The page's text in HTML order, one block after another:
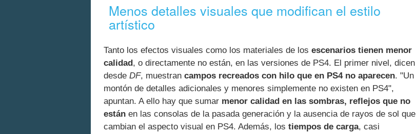
Menos detalles visuales que modifican el estilo
artístico
Tanto los efectos visuales como los materiales de los escenarios tienen menor
calidad, o directamente no están, en las versiones de PS4. El primer nivel, dicen
desde DF, muestran campos recreados con hilo que en PS4 no aparecen. "Un
montón de detalles adicionales y menores simplemente no existen en PS4",
apuntan. A ello hay que sumar menor calidad en las sombras, reflejos que no
están en las consolas de la pasada generación y la ausencia de rayos de sol que
cambian el aspecto visual en PS4. Además, los tiempos de carga, casi